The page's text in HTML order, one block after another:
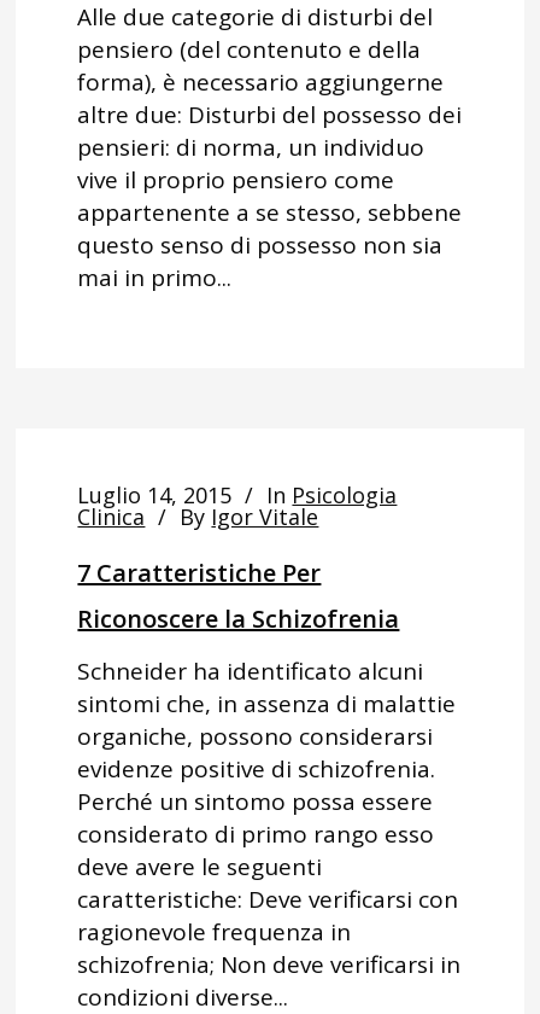
Alle due categorie di disturbi del
pensiero (del contenuto e della
forma), è necessario aggiungerne
altre due: Disturbi del possesso dei
pensieri: di norma, un individuo
vive il proprio pensiero come
appartenente a se stesso, sebbene
questo senso di possesso non sia
mai in primo...
Luglio 14, 2015 In Psicologia
Clinica By Igor Vitale
7 Caratteristiche Per
Riconoscere la Schizofrenia
Schneider ha identificato alcuni
sintomi che, in assenza di malattie
organiche, possono considerarsi
evidenze positive di schizofrenia.
Perché un sintomo possa essere
considerato di primo rango esso
deve avere le seguenti
caratteristiche: Deve verificarsi con
ragionevole frequenza in
schizofrenia; Non deve verificarsi in
condizioni diverse...